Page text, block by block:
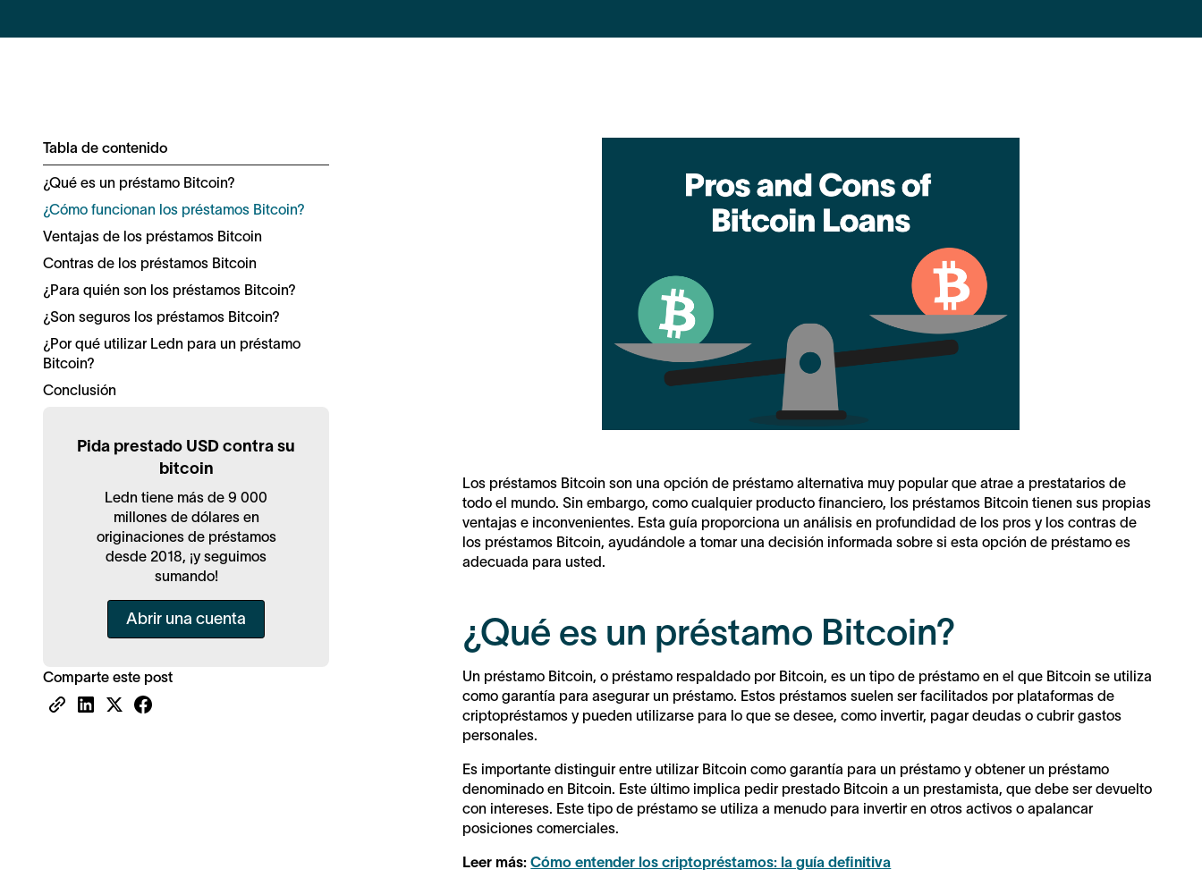
Tabla de contenido
¿Qué es un préstamo Bitcoin?
¿Cómo funcionan los préstamos Bitcoin?
Ventajas de los préstamos Bitcoin
Contras de los préstamos Bitcoin
¿Para quién son los préstamos Bitcoin?
¿Son seguros los préstamos Bitcoin?
¿Por qué utilizar Ledn para un préstamo
Bitcoin?
Conclusión
Pida prestado USD contra su
bitcoin
Ledn tiene más de 9 000
millones de dólares en
originaciones de préstamos
desde 2018, ¡y seguimos
sumando!
Abrir una cuenta
Comparte este post
Los préstamos Bitcoin son una opción de préstamo alternativa muy popular que atrae a prestatarios de
todo el mundo. Sin embargo, como cualquier producto financiero, los préstamos Bitcoin tienen sus propias
ventajas e inconvenientes. Esta guía proporciona un análisis en profundidad de los pros y los contras de
los préstamos Bitcoin, ayudándole a tomar una decisión informada sobre si esta opción de préstamo es
adecuada para usted.
¿Qué es un préstamo Bitcoin?
Un préstamo Bitcoin, o préstamo respaldado por Bitcoin, es un tipo de préstamo en el que Bitcoin se utiliza
como garantía para asegurar un préstamo. Estos préstamos suelen ser facilitados por plataformas de
criptopréstamos y pueden utilizarse para lo que se desee, como invertir, pagar deudas o cubrir gastos
personales.
Es importante distinguir entre utilizar Bitcoin como garantía para un préstamo y obtener un préstamo
denominado en Bitcoin. Este último implica pedir prestado Bitcoin a un prestamista, que debe ser devuelto
con intereses. Este tipo de préstamo se utiliza a menudo para invertir en otros activos o apalancar
posiciones comerciales.
Leer más: Cómo entender los criptopréstamos: la guía definitiva